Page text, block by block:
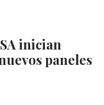
inician
paneles